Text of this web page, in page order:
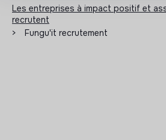
Les entreprises à impact positif et
recrutent
>
Fungu'it recrutement